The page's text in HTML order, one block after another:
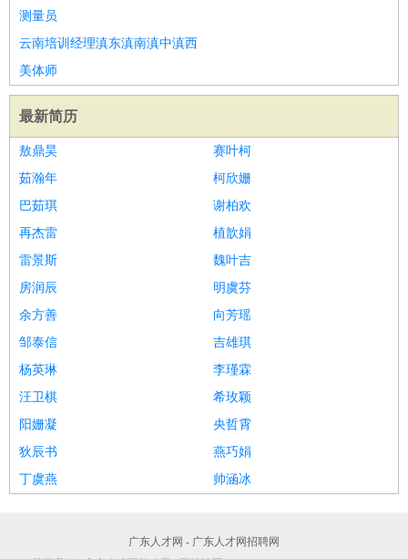
测量员
云南培训经理滇东滇南滇中滇西
美体师
最新简历
敖鼎昊
赛叶柯
茹瀚年
柯欣姗
巴茹琪
谢柏欢
再杰雷
植歆娟
雷景斯
魏叶吉
房润辰
明虞芬
余方善
向芳瑶
邹泰信
吉雄琪
杨英琳
李瑾霖
汪卫棋
希玫颖
阳姗凝
央哲霄
狄辰书
燕巧娟
丁虞燕
帅涵冰
广东人才网 - 广东人才网招聘网